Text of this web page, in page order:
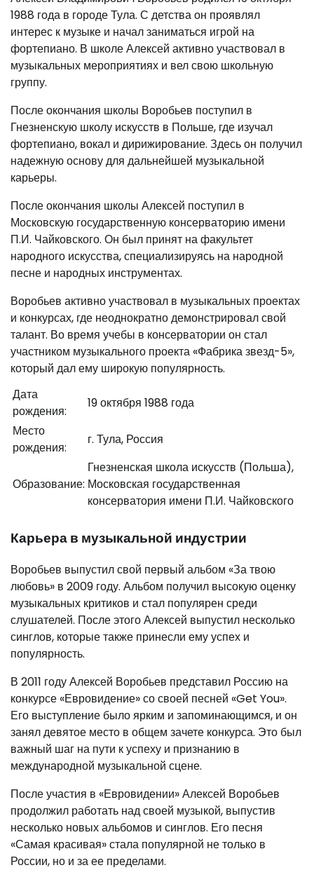
1988 года в городе Тула. С детства он проявлял
интерес к музыке и начал заниматься игрой на
фортепиано. В школе Алексей активно участвовал в
музыкальных мероприятиях и вел свою школьную
группу.
После окончания школы Воробьев поступил в
Гнезненскую школу искусств в Польше, где изучал
фортепиано, вокал и дирижирование. Здесь он получил
надежную основу для дальнейшей музыкальной
карьеры.
После окончания школы Алексей поступил в
Московскую государственную консерваторию имени
П.И. Чайковского. Он был принят на факультет
народного искусства, специализируясь на народной
песне и народных инструментах.
Воробьев активно участвовал в музыкальных проектах
и конкурсах, где неоднократно демонстрировал свой
талант. Во время учебы в консерватории он стал
участником музыкального проекта «Фабрика звезд-5»,
который дал ему широкую популярность.
Дата
рождения:
19 октября 1988 года
Место
рождения:
г. Тула, Россия
Образование:
Гнезненская школа искусств (Польша),
Московская государственная
консерватория имени П.И. Чайковского
Карьера в музыкальной индустрии
Воробьев выпустил свой первый альбом «За твою
любовь» в 2009 году. Альбом получил высокую оценку
музыкальных критиков и стал популярен среди
слушателей. После этого Алексей выпустил несколько
синглов, которые также принесли ему успех и
популярность.
В 2011 году Алексей Воробьев представил Россию на
конкурсе «Евровидение» со своей песней «Get You».
Его выступление было ярким и запоминающимся, и он
занял девятое место в общем зачете конкурса. Это был
важный шаг на пути к успеху и признанию в
международной музыкальной сцене.
После участия в «Евровидении» Алексей Воробьев
продолжил работать над своей музыкой, выпустив
несколько новых альбомов и синглов. Его песня
«Самая красивая» стала популярной не только в
России, но и за ее пределами.